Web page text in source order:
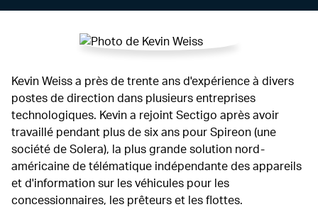
Kevin Weiss a près de trente ans d'expérience à divers
postes de direction dans plusieurs entreprises
technologiques. Kevin a rejoint Sectigo après avoir
travaillé pendant plus de six ans pour Spireon (une
société de Solera), la plus grande solution nord-
américaine de télématique indépendante des appareils
et d'information sur les véhicules pour les
concessionnaires, les prêteurs et les flottes.